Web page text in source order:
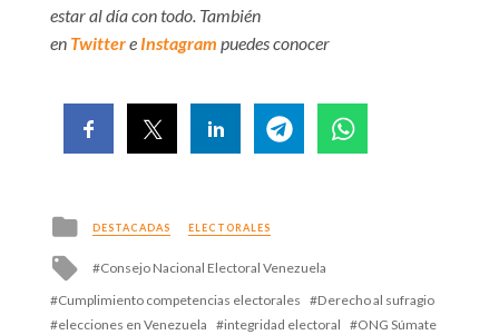
estar al día con todo. También
en Twittere Instagram puedes conocer
Posted
in
DESTACADAS ELECTORALES
Tagged
Consejo Nacional Electoral Venezuela
Cumplimiento competencias electorales
Derecho al sufragio
elecciones en Venezuela
integridad electoral
ONG Súmate